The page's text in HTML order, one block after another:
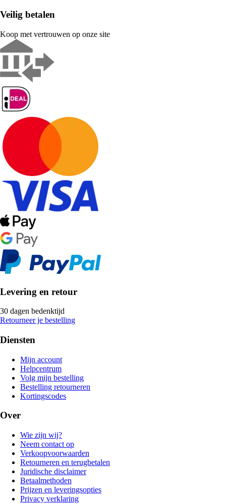
Veilig betalen
Koop met vertrouwen op onze site
Levering en retour
30 dagen bedenktijd
Retourneer je bestelling
Diensten
Mijn account
Helpcentrum
Volg mijn bestelling
Bestelling retourneren
Kortingscodes
Over
Wie zijn wij?
Neem contact op
Verkoopvoorwaarden
Retourneren en terugbetalen
Juridische disclaimer
Betaalmethoden
Prijzen en leveringsopties
Privacy verklaring